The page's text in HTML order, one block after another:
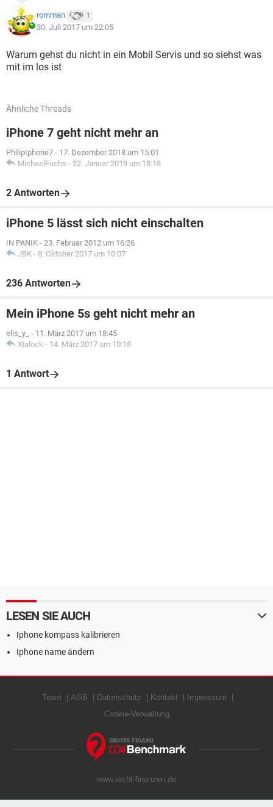
romman 1
30. Juli 2017 um 22:05
Warum gehst du nicht in ein Mobil Servis und so siehst was
mit im los ist
Ähnliche Threads
iPhone 7 geht nicht mehr an
PhilipIphone7 - 17. Dezember 2018 um 15:01
MichaelFuchs - 22. Januar 2019 um 18:18
2 Antworten
iPhone 5 lässt sich nicht einschalten
IN PANIK - 23. Februar 2012 um 16:26
JBK - 8. Oktober 2017 um 10:07
236 Antworten
Mein iPhone 5s geht nicht mehr an
elis_y_ - 11. März 2017 um 18:45
Xialock - 14. März 2017 um 10:18
1 Antwort
LESEN SIE AUCH
Iphone kompass kalibrieren
Iphone name ändern
Team AGB Datenschutz Kontakt
Impressum
Cookie-Verwaltung
www.recht-finanzen.de